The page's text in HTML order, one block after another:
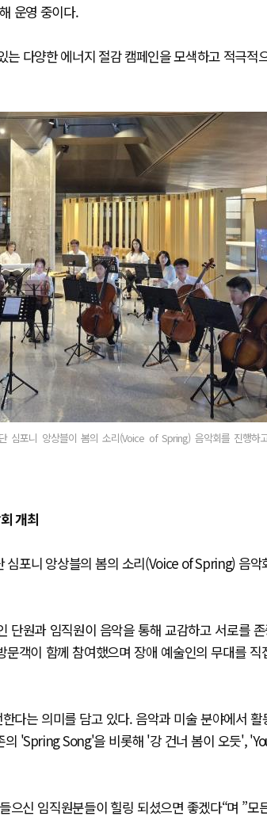
운영 중이다.
다양한 에너지 절감 캠페인을 모색하고 적극적
심포니 앙상블이 봄의 소리(Voice of Spring) 음악회를 진행하
개최
심포니 앙상블의 봄의 소리(Voice of Spring) 음
단원과 임직원이 음악을 통해 교감하고 서로를
객이 함께 참여했으며 장애 예술인의 무대를
다는 의미를 담고 있다. 음악과 미술 분야에서
'Spring Song'을 비롯해 '강 건너 봄이 오듯',
신 임직원분들이 힐링 되셨으면 좋겠다“며 ”모